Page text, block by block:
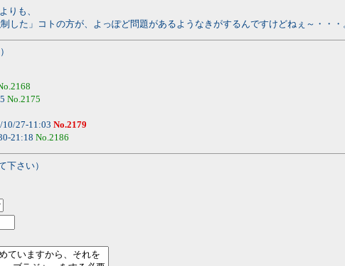
りも、
した」コトの方が、よっぽど問題があるようなきがするんですけどねぇ～・・・
No.2175
10/27-11:03 No.2179
21:18 No.2186
下さい）